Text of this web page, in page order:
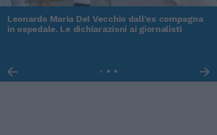
Leonardo Maria Del Vecchio dall'ex compagna
in ospedale. Le dichiarazioni ai giornalisti